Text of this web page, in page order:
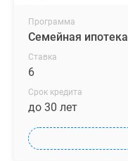
Программа
Семейная ипотека
Ставка
6
Срок кредита
до 30 лет